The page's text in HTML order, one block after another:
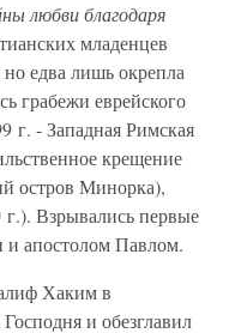
любви благодаря
младенцев
едва лишь окрепла
грабежи еврейского
г. - Западная Римская
крещение
остров Минорка),
г.). Взрывались первые
и апостолом Павлом.
Хаким в
и обезглавил